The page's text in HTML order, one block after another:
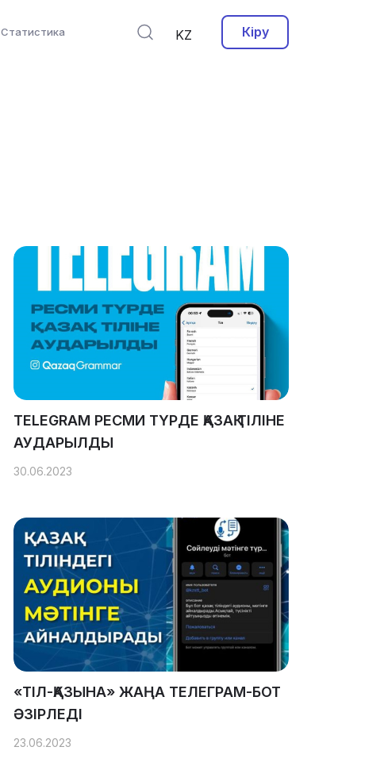
Статистика KZ Кіру
TELEGRAM РЕСМИ ТҮРДЕ ҚАЗАҚ ТІЛІНЕ
АУДАРЫЛДЫ
30.06.2023
«ТІЛ-ҚАЗЫНА» ЖАҢА ТЕЛЕГРАМ-БОТ
ӘЗІРЛЕДІ
23.06.2023